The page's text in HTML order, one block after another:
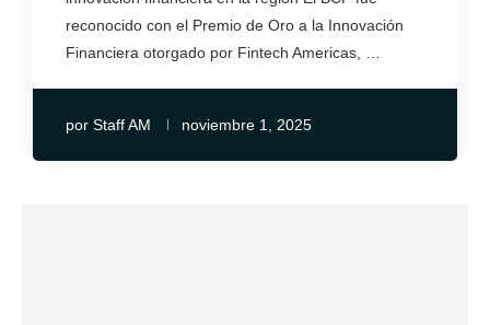
reconocido con el Premio de Oro a la Innovación
Financiera otorgado por Fintech Americas, …
por Staff AM noviembre 1, 2025